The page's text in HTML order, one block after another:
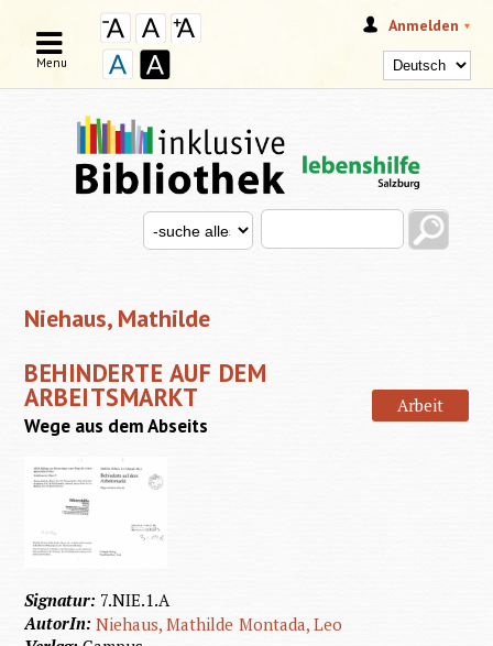
Anmelden
SUCHFORMULAR
Search this site
Search for
Menu
Niehaus, Mathilde
BEHINDERTE AUF DEM
ARBEITSMARKT Arbeit
Wege aus dem Abseits
Signatur: 7.NIE.1.A
AutorIn:Niehaus, Mathilde Montada, Leo